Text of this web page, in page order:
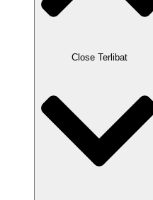
Close Terlibat